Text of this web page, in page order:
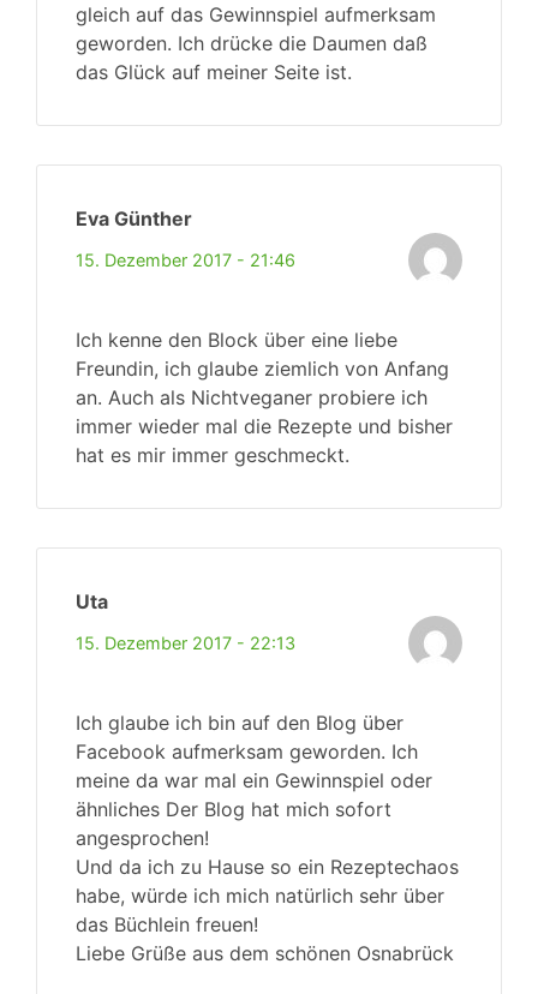
gleich auf das Gewinnspiel aufmerksam
geworden. Ich drücke die Daumen daß
das Glück auf meiner Seite ist.
Eva Günther
15. Dezember 2017 - 21:46
Ich kenne den Block über eine liebe
Freundin, ich glaube ziemlich von Anfang
an. Auch als Nichtveganer probiere ich
immer wieder mal die Rezepte und bisher
hat es mir immer geschmeckt.
Uta
15. Dezember 2017 - 22:13
Ich glaube ich bin auf den Blog über
Facebook aufmerksam geworden. Ich
meine da war mal ein Gewinnspiel oder
ähnliches Der Blog hat mich sofort
angesprochen!
Und da ich zu Hause so ein Rezeptechaos
habe, würde ich mich natürlich sehr über
das Büchlein freuen!
Liebe Grüße aus dem schönen Osnabrück